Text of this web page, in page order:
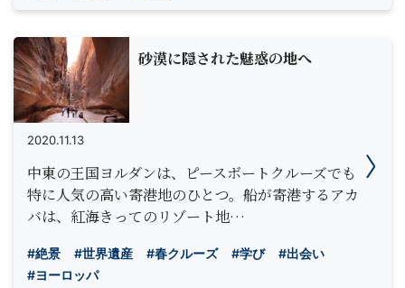
砂漠に隠された魅惑の地へ
2020.11.13
中東の王国ヨルダンは、ピースボートクルーズでも
特に人気の高い寄港地のひとつ。船が寄港するアカ
バは、紅海きってのリゾート地…
#絶景 #世界遺産 #春クルーズ #学び
#出会い
#ヨーロッパ